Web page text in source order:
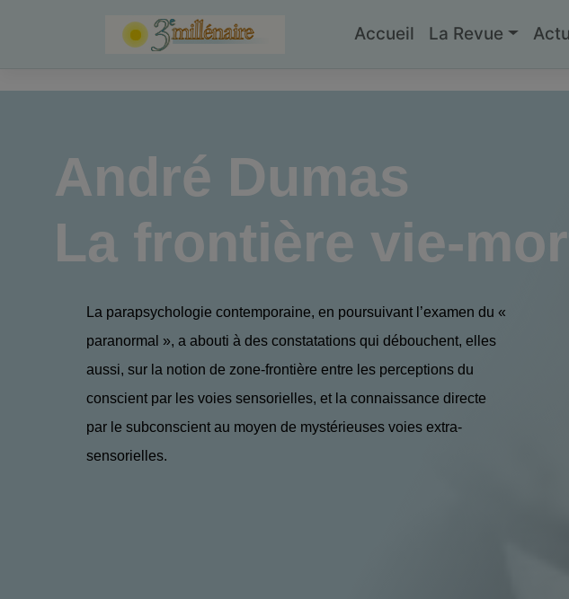
Accueil La Revue
André Dumas
La frontière vie-
La parapsychologie contemporaine, en poursuivant l’examen du «
paranormal », a abouti à des constatations qui débouchent, elles
aussi, sur la notion de zone-frontière entre les perceptions du
conscient par les voies sensorielles, et la connaissance directe
par le subconscient au moyen de mystérieuses voies extra-
sensorielles.